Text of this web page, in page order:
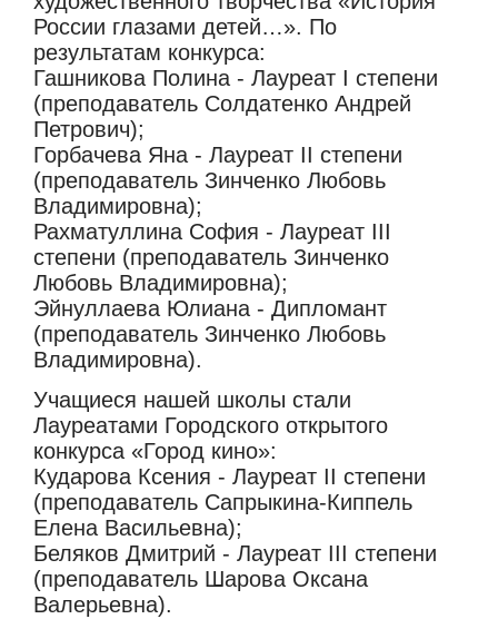
России глазами детей…». По
результатам конкурса:
Гашникова Полина - Лауреат I степени
(преподаватель Солдатенко Андрей
Петрович);
Горбачева Яна - Лауреат II степени
(преподаватель Зинченко Любовь
Владимировна);
Рахматуллина София - Лауреат III
степени (преподаватель Зинченко
Любовь Владимировна);
Эйнуллаева Юлиана - Дипломант
(преподаватель Зинченко Любовь
Владимировна).
Учащиеся нашей школы стали
Лауреатами Городского открытого
конкурса «Город кино»:
Кударова Ксения - Лауреат II степени
(преподаватель Сапрыкина-Киппель
Елена Васильевна);
Беляков Дмитрий - Лауреат III степени
(преподаватель Шарова Оксана
Валерьевна).